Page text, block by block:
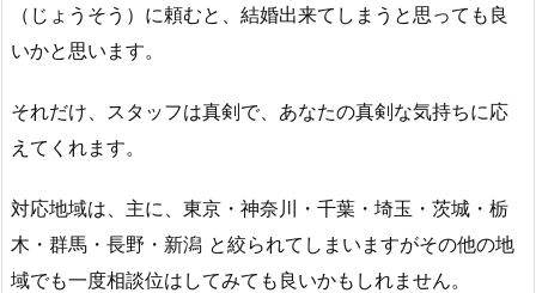
（じょうそう）に頼むと、結婚出来てしまうと思っても良
いかと思います。
それだけ、スタッフは真剣で、あなたの真剣な気持ちに応
えてくれます。
対応地域は、主に、東京・神奈川・千葉・埼玉・茨城・栃
木・群馬・長野・新潟 と絞られてしまいますがその他の地
域でも一度相談位はしてみても良いかもしれません。